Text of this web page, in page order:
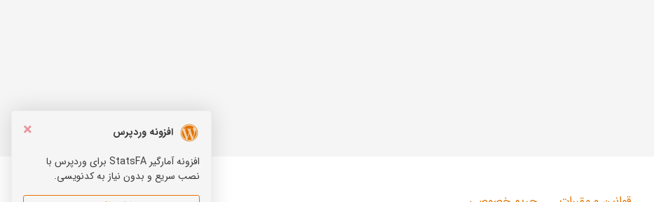
×
افزونه وردپرس
افزونه آمارگیر StatsFA برای وردپرس با
نصب سریع و بدون نیاز به کدنویسی.